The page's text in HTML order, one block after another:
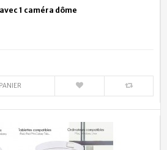
1 caméra dôme